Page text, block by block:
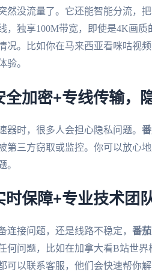
然没流量了。它还能智能分流，
，独享100M带宽，即使是4K画
况。比如你在马来西亚看咪咕视
验。
全加密+专线传输，
器时，很多人会担心隐私问题。
第三方窃取或监控。你可以放心
。
时保障+专业技术团
连接问题，还是线路不稳定， 番
何问题，比如在加拿大看B站世
可以联系客服，他们会快速帮你